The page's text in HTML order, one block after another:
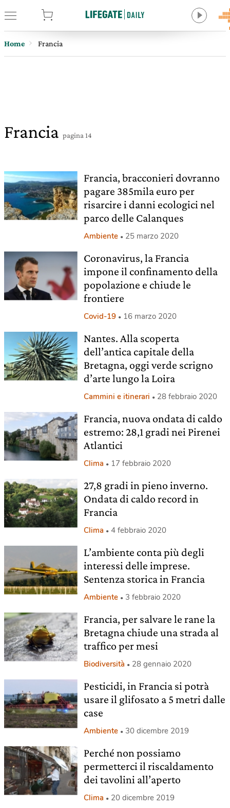
Home Francia
Francia pagina 14
Francia, bracconieri dovranno
pagare 385mila euro per
risarcire i danni ecologici nel
parco delle Calanques
Ambiente 25 marzo 2020
Coronavirus, la Francia
impone il confinamento della
popolazione e chiude le
frontiere
Covid-19 16 marzo 2020
Nantes. Alla scoperta
dell’antica capitale della
Bretagna, oggi verde scrigno
d’arte lungo la Loira
Cammini e itinerari 28 febbraio 2020
Francia, nuova ondata di caldo
estremo: 28,1 gradi nei Pirenei
Atlantici
Clima 17 febbraio 2020
27,8 gradi in pieno inverno.
Ondata di caldo record in
Francia
Clima 4 febbraio 2020
L’ambiente conta più degli
interessi delle imprese.
Sentenza storica in Francia
Ambiente 3 febbraio 2020
Francia, per salvare le rane la
Bretagna chiude una strada al
traffico per mesi
Biodiversità 28 gennaio 2020
Pesticidi, in Francia si potrà
usare il glifosato a 5 metri dalle
case
Ambiente 30 dicembre 2019
Perché non possiamo
permetterci il riscaldamento
dei tavolini all’aperto
Clima 20 dicembre 2019